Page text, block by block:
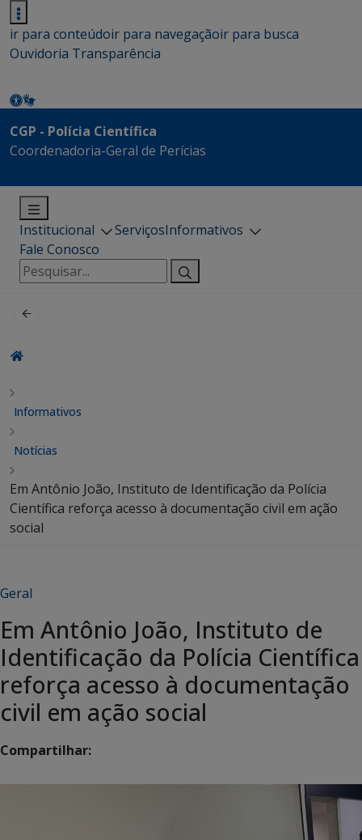
ir para conteúdoir para navegaçãoir para busca
Ouvidoria Transparência
CGP - Polícia Científica
Coordenadoria-Geral de Perícias
Institucional ServiçosInformativos
Fale Conosco
Pesquisar
por:
Informativos
Notícias
Em Antônio João, Instituto de Identificação da Polícia
Científica reforça acesso à documentação civil em ação
social
Geral
Em Antônio João, Instituto de
Identificação da Polícia Científica
reforça acesso à documentação
civil em ação social
Compartilhar: